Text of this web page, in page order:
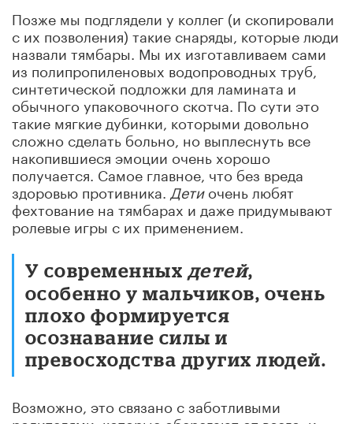
Позже мы подглядели у коллег (и скопировали
с их позволения) такие снаряды, которые люди
назвали тямбары. Мы их изготавливаем сами
из полипропиленовых водопроводных труб,
синтетической подложки для ламината и
обычного упаковочного скотча. По сути это
такие мягкие дубинки, которыми довольно
сложно сделать больно, но выплеснуть все
накопившиеся эмоции очень хорошо
получается. Самое главное, что без вреда
здоровью противника. Детиочень любят
фехтование на тямбарах и даже придумывают
ролевые игры с их применением.
У современных детей,
особенно у мальчиков, очень
плохо формируется
осознавание силы и
превосходства других людей.
Возможно, это связано с заботливыми